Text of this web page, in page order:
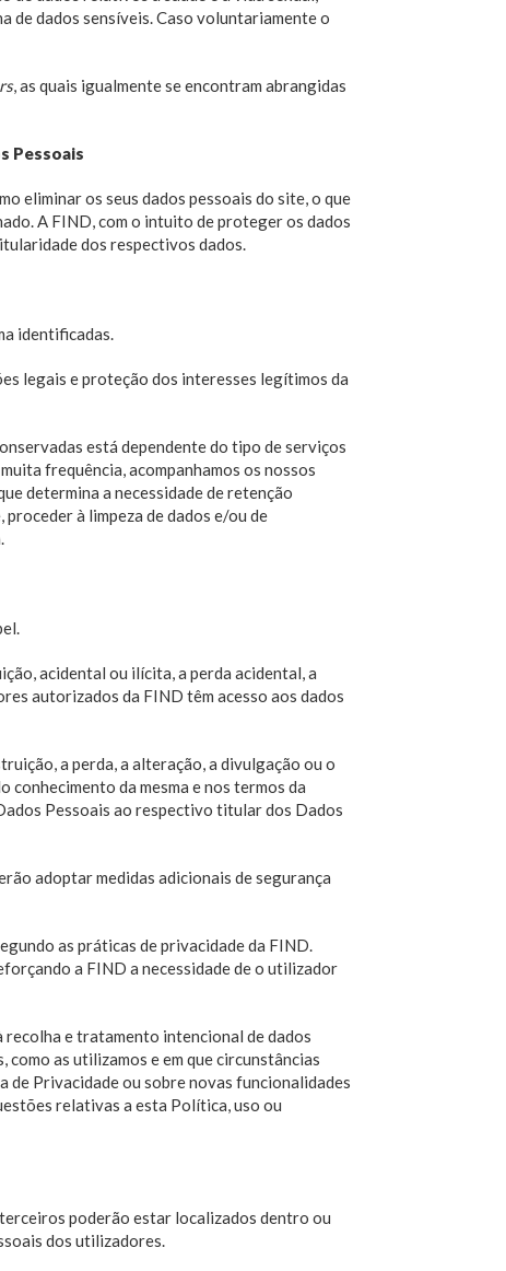
de dados sensíveis. Caso voluntariamente o
, as quais igualmente se encontram abrangidas
Pessoais
eliminar os seus dados pessoais do site, o que
A FIND, com o intuito de proteger os dados
dos respectivos dados.
identificadas.
legais e proteção dos interesses legítimos da
está dependente do tipo de serviços
frequência, acompanhamos os nossos
determina a necessidade de retenção
à limpeza de dados e/ou de
acidental ou ilícita, a perda acidental, a
autorizados da FIND têm acesso aos dados
a perda, a alteração, a divulgação ou o
da mesma e nos termos da
Pessoais ao respectivo titular dos Dados
adoptar medidas adicionais de segurança
as práticas de privacidade da FIND.
a FIND a necessidade de o utilizador
recolha e tratamento intencional de dados
as utilizamos e em que circunstâncias
de Privacidade ou sobre novas funcionalidades
relativas a esta Política, uso ou
poderão estar localizados dentro ou
dos utilizadores.